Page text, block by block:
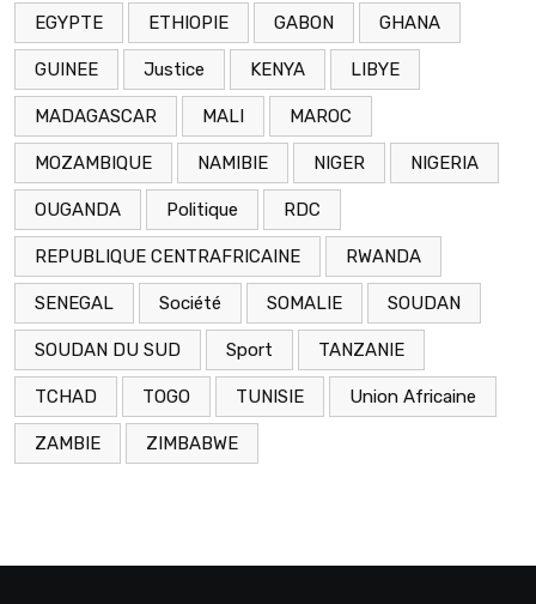
EGYPTE ETHIOPIE GABON GHANA
GUINEE Justice KENYA LIBYE
MADAGASCAR MALI MAROC
MOZAMBIQUE NAMIBIE NIGER NIGERIA
OUGANDA Politique RDC
REPUBLIQUE CENTRAFRICAINE RWANDA
SENEGAL Société SOMALIE SOUDAN
SOUDAN DU SUD Sport TANZANIE
TCHAD TOGO TUNISIE Union Africaine
ZAMBIE ZIMBABWE